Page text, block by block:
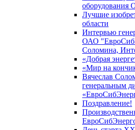
Лучшие
области
Интервью
ОАО
Соломина,
«Добрая
«Мир на
Вячеслав
генеральным
Поздравление!